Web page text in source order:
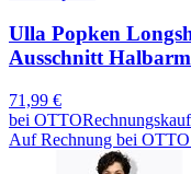
Ulla Popken
Ausschnitt Halbarm
71,99 €
bei OTTORechnungskauf
Auf Rechnung bei OTTO